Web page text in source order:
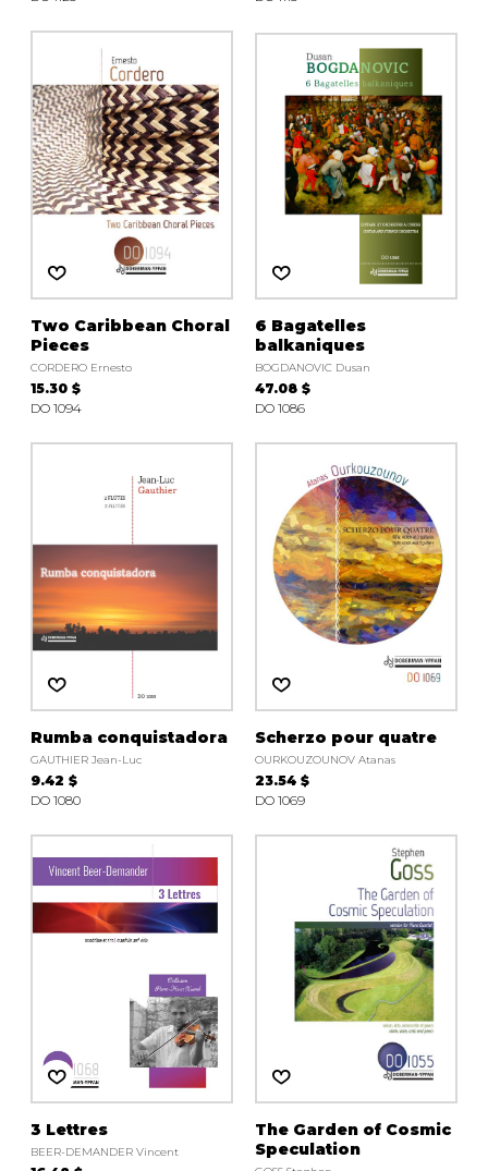
Two Caribbean Choral
Pieces
CORDERO Ernesto
15.30 $
DO 1094
6 Bagatelles
balkaniques
BOGDANOVIC Dusan
47.08 $
DO 1086
Rumba conquistadora
GAUTHIER Jean-Luc
9.42 $
DO 1080
Scherzo pour quatre
OURKOUZOUNOV Atanas
23.54 $
DO 1069
3 Lettres
BEER-DEMANDER Vincent
The Garden of Cosmic
Speculation